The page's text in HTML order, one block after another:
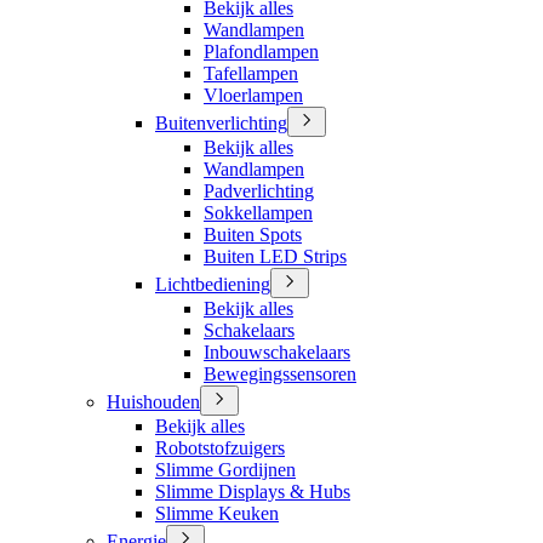
Bekijk alles
Wandlampen
Plafondlampen
Tafellampen
Vloerlampen
Buitenverlichting
Bekijk alles
Wandlampen
Padverlichting
Sokkellampen
Buiten Spots
Buiten LED Strips
Lichtbediening
Bekijk alles
Schakelaars
Inbouwschakelaars
Bewegingssensoren
Huishouden
Bekijk alles
Robotstofzuigers
Slimme Gordijnen
Slimme Displays & Hubs
Slimme Keuken